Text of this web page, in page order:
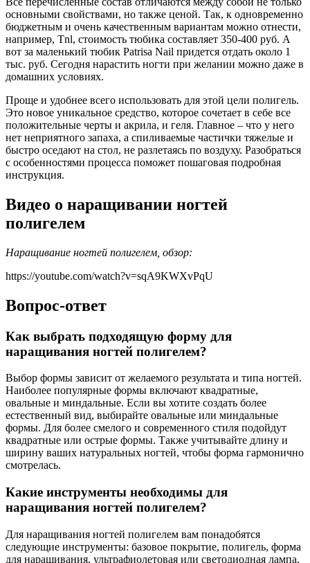
основными свойствами, но также ценой. Так, к одновременно
бюджетным и очень качественным вариантам можно отнести,
например, Tnl, стоимость тюбика составляет 350-400 руб. А
вот за маленький тюбик Patrisa Nail придется отдать около 1
тыс. руб. Сегодня нарастить ногти при желании можно даже в
домашних условиях.
Проще и удобнее всего использовать для этой цели полигель.
Это новое уникальное средство, которое сочетает в себе все
положительные черты и акрила, и геля. Главное – что у него
нет неприятного запаха, а спиливаемые частички тяжелые и
быстро оседают на стол, не разлетаясь по воздуху. Разобраться
с особенностями процесса поможет пошаговая подробная
инструкция.
Видео о наращивании ногтей
полигелем
Наращивание ногтей полигелем, обзор:
https://youtube.com/watch?v=sqA9KWXvPqU
Вопрос-ответ
Как выбрать подходящую форму для
наращивания ногтей полигелем?
Выбор формы зависит от желаемого результата и типа ногтей.
Наиболее популярные формы включают квадратные,
овальные и миндальные. Если вы хотите создать более
естественный вид, выбирайте овальные или миндальные
формы. Для более смелого и современного стиля подойдут
квадратные или острые формы. Также учитывайте длину и
ширину ваших натуральных ногтей, чтобы форма гармонично
смотрелась.
Какие инструменты необходимы для
наращивания ногтей полигелем?
Для наращивания ногтей полигелем вам понадобятся
следующие инструменты: базовое покрытие, полигель, форма
для наращивания, ультрафиолетовая или светодиодная лампа,